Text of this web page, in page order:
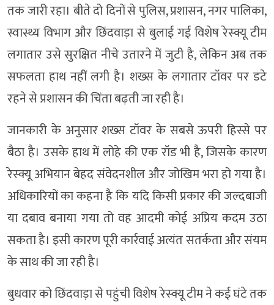
तक जारी रहा। बीते दो दिनों से पुलिस, प्रशासन, नगर पालिका,
स्वास्थ्य विभाग और छिंदवाड़ा से बुलाई गई विशेष रेस्क्यू टीम
लगातार उसे सुरक्षित नीचे उतारने में जुटी है, लेकिन अब तक
सफलता हाथ नहीं लगी है। शख्स के लगातार टॉवर पर डटे
रहने से प्रशासन की चिंता बढ़ती जा रही है।
जानकारी के अनुसार शख्स टॉवर के सबसे ऊपरी हिस्से पर
बैठा है। उसके हाथ में लोहे की एक रॉड भी है, जिसके कारण
रेस्क्यू अभियान बेहद संवेदनशील और जोखिम भरा हो गया है।
अधिकारियों का कहना है कि यदि किसी प्रकार की जल्दबाजी
या दबाव बनाया गया तो वह आदमी कोई अप्रिय कदम उठा
सकता है। इसी कारण पूरी कार्रवाई अत्यंत सतर्कता और संयम
के साथ की जा रही है।
बुधवार को छिंदवाड़ा से पहुंची विशेष रेस्क्यू टीम ने कई घंटे तक